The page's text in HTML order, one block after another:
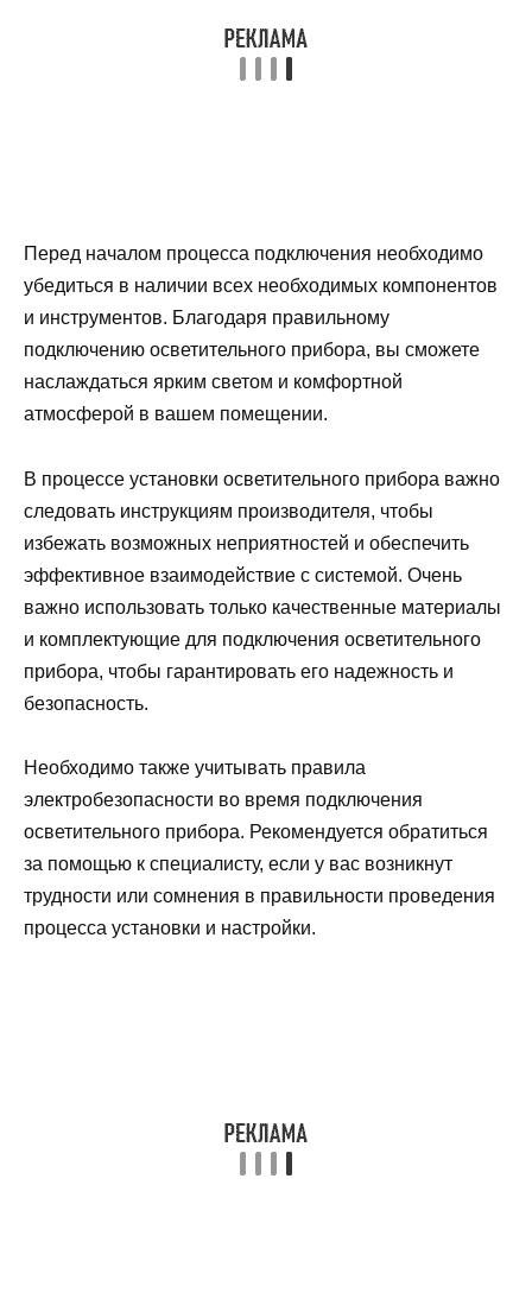
Перед началом процесса подключения необходимо
убедиться в наличии всех необходимых компонентов
и инструментов. Благодаря правильному
подключению осветительного прибора, вы сможете
наслаждаться ярким светом и комфортной
атмосферой в вашем помещении.
В процессе установки осветительного прибора важно
следовать инструкциям производителя, чтобы
избежать возможных неприятностей и обеспечить
эффективное взаимодействие с системой. Очень
важно использовать только качественные материалы
и комплектующие для подключения осветительного
прибора, чтобы гарантировать его надежность и
безопасность.
Необходимо также учитывать правила
электробезопасности во время подключения
осветительного прибора. Рекомендуется обратиться
за помощью к специалисту, если у вас возникнут
трудности или сомнения в правильности проведения
процесса установки и настройки.